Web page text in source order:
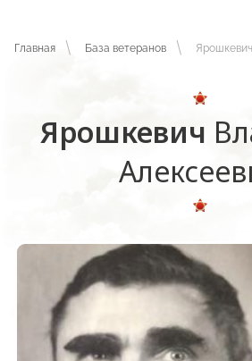
Главная База ветеранов
Ярошкевич